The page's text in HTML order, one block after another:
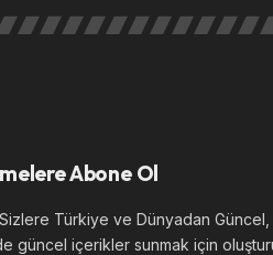
Abone Ol
Türkiye ve Dünyadan
güncel içerikler sunmak için